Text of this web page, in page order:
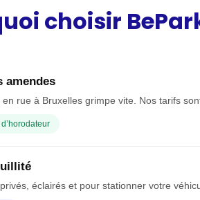
choisir
amendes
rue à Bruxelles grimpe vite. Nos tarifs
éclairés et pour stationner votre